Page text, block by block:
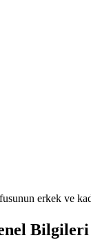
erkek ve
Bilgileri